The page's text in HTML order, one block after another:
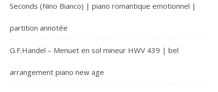
Seconds (Nino Bianco) | piano romantique emotionnel |
partition annotée
G.F.Handel – Menuet en sol mineur HWV 439 | bel
arrangement piano new age